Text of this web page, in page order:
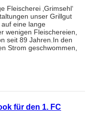
Fleischerei ‚Grimsehl‘
unser Grillgut
eine lange
wenigen Fleischereien,
seit 89 Jahren.In den
Strom geschwommen,
für den 1. FC